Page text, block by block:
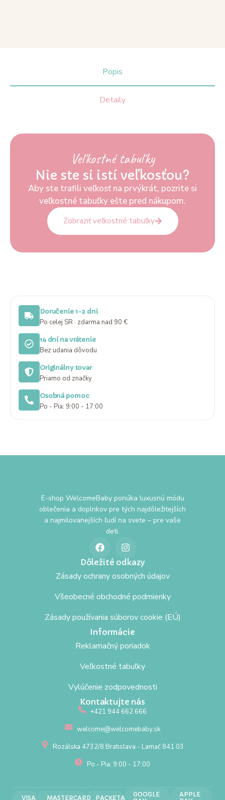
Popis
Detaily
Veľkostné tabuľky
Nie ste si istí veľkosťou?
Aby ste trafili veľkosť na prvýkrát, pozrite si
veľkostné tabuľky ešte pred nákupom.
Zobraziť veľkostné tabuľky
Doručenie 1-2 dni
Po celej SR · zdarma nad 90 €
14 dní na vrátenie
Bez udania dôvodu
Originálny tovar
Priamo od značky
Osobná pomoc
Po - Pia: 9:00 - 17:00
E-shop WelcomeBaby ponúka luxusnú módu
oblečenia a doplnkov pre tých najdôležitejších
a najmilovanejších ľudí na svete – pre vaše
deti.
Dôležité odkazy
Zásady ochrany osobných údajov
Všeobecné obchodné podmienky
Zásady používania súborov cookie (EÚ)
Informácie
Reklamačný poriadok
Veľkostné tabuľky
Vylúčenie zodpovednosti
Kontaktujte nás
+421 944 662 666
welcome@welcomebaby.sk
Rozálska 4732/8 Bratislava - Lamač 841 03
Po - Pia: 9:00 - 17:00
VISA MASTERCARD PACKETA
GOOGLE
APPLE